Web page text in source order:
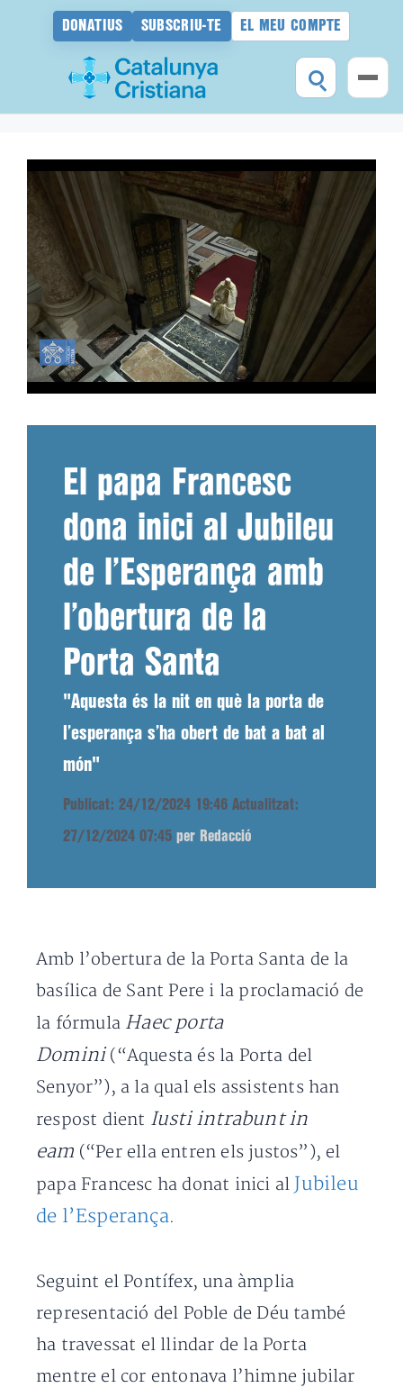
DONATIUS SUBSCRIU-TE EL MEU COMPTE
contingut
El papa Francesc
dona inici al Jubileu
de l’Esperança amb
l’obertura de la
Porta Santa
"Aquesta és la nit en què la porta de
l’esperança s’ha obert de bat a bat al
món"
Publicat: 24/12/2024 19:46 Actualitzat:
27/12/2024 07:45 per Redacció
Amb l’obertura de la Porta Santa de la
basílica de Sant Pere i la proclamació de
la fórmula Haec porta
Domini(“Aquesta és la Porta del
Senyor”), a la qual els assistents han
respost dient Iusti intrabunt in
eam (“Per ella entren els justos”), el
papa Francesc ha donat inici al Jubileu
de l’Esperança.
Seguint el Pontífex, una àmplia
representació del Poble de Déu també
ha travessat el llindar de la Porta
mentre el cor entonava l’himne jubilar